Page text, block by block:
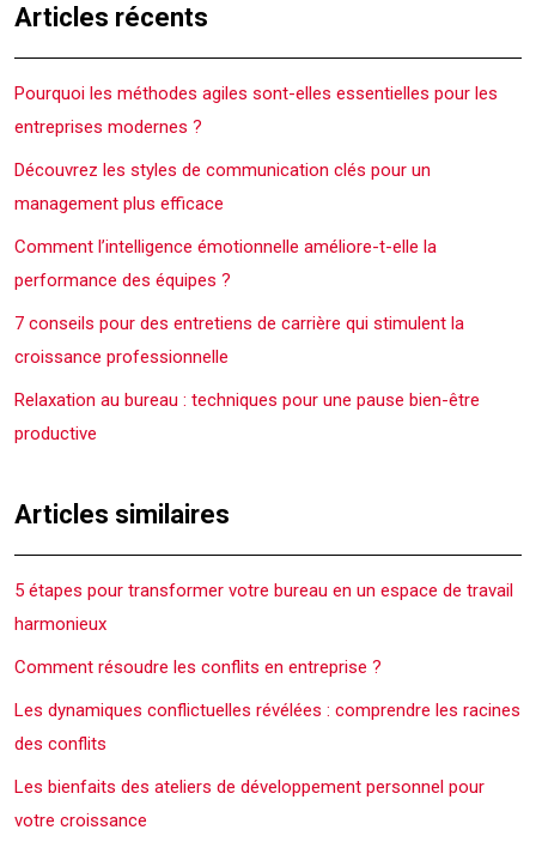
Articles récents
Pourquoi les méthodes agiles sont-elles essentielles pour les
entreprises modernes ?
Découvrez les styles de communication clés pour un
management plus efficace
Comment l’intelligence émotionnelle améliore-t-elle la
performance des équipes ?
7 conseils pour des entretiens de carrière qui stimulent la
croissance professionnelle
Relaxation au bureau : techniques pour une pause bien-être
productive
Articles similaires
5 étapes pour transformer votre bureau en un espace de travail
harmonieux
Comment résoudre les conflits en entreprise ?
Les dynamiques conflictuelles révélées : comprendre les racines
des conflits
Les bienfaits des ateliers de développement personnel pour
votre croissance